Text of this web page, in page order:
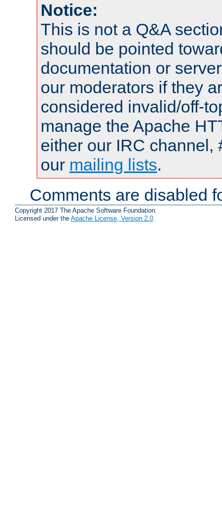
Notice:
This is not a Q&A
should be pointed
documentation or
our moderators if they
considered invalid/off-
manage the Apache
either our IRC channel,
our mailing lists.
Comments are disabled
Copyright 2017 The Apache Software Foundation.
Licensed under the Apache License, Version 2.0